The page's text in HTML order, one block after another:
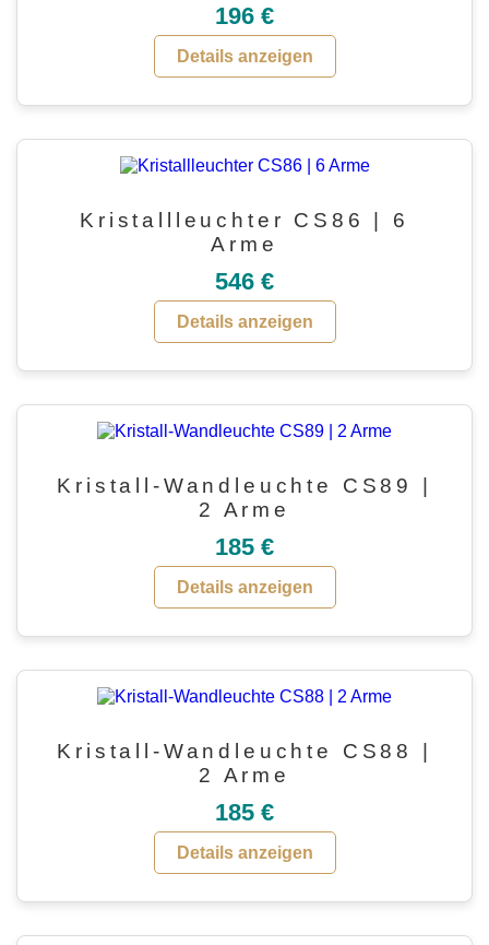
196 €
Details anzeigen
Kristallleuchter CS86 | 6
Arme
546 €
Details anzeigen
Kristall-Wandleuchte CS89 |
2 Arme
185 €
Details anzeigen
Kristall-Wandleuchte CS88 |
2 Arme
185 €
Details anzeigen